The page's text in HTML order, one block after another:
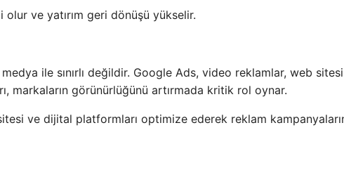
ve yatırım geri dönüşü yükselir.
ile sınırlı değildir. Google Ads, video reklamlar, web sitesi
markaların görünürlüğünü artırmada kritik rol oynar.
ve dijital platformları optimize ederek reklam